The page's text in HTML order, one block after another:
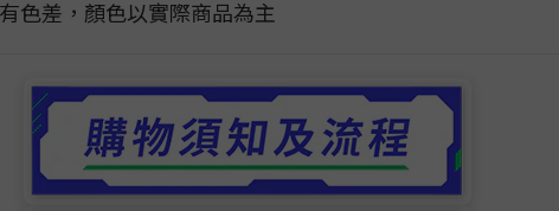
色差，顏色以實際商品為主